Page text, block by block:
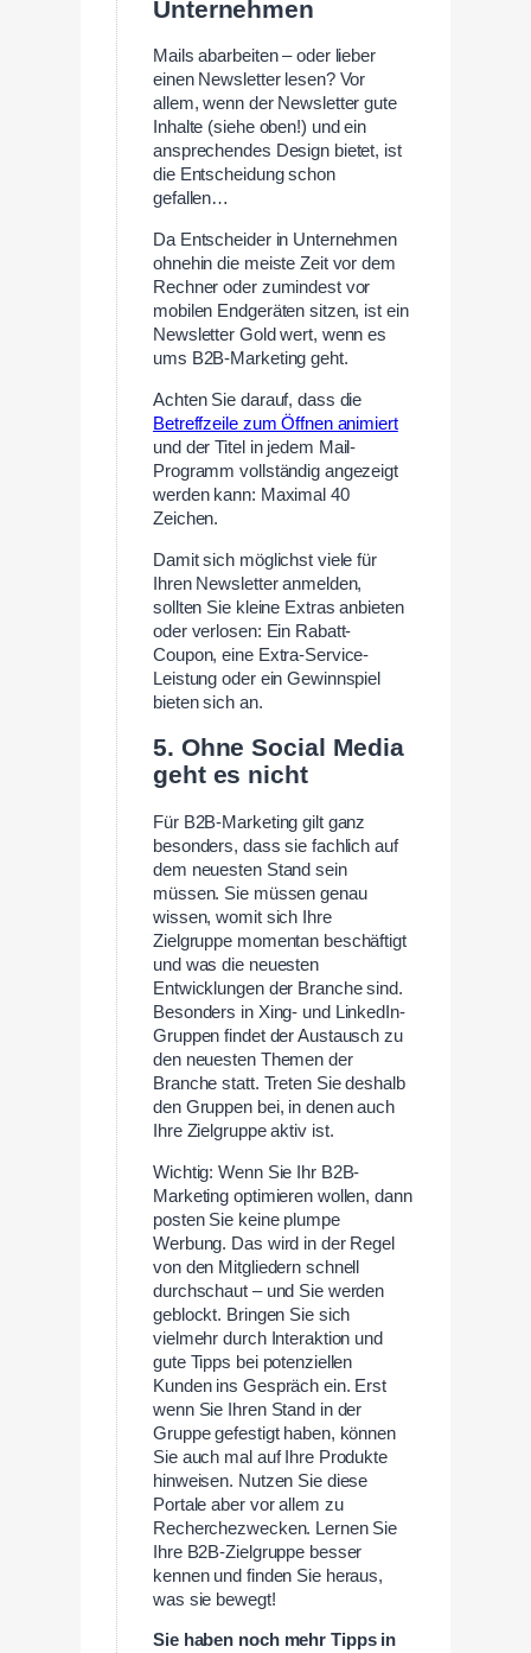
Unternehmen
Mails abarbeiten – oder lieber
einen Newsletter lesen? Vor
allem, wenn der Newsletter gute
Inhalte (siehe oben!) und ein
ansprechendes Design bietet, ist
die Entscheidung schon
gefallen…
Da Entscheider in Unternehmen
ohnehin die meiste Zeit vor dem
Rechner oder zumindest vor
mobilen Endgeräten sitzen, ist ein
Newsletter Gold wert, wenn es
ums B2B-Marketing geht.
Achten Sie darauf, dass die
Betreffzeile zum Öffnen animiert
und der Titel in jedem Mail-
Programm vollständig angezeigt
werden kann: Maximal 40
Zeichen.
Damit sich möglichst viele für
Ihren Newsletter anmelden,
sollten Sie kleine Extras anbieten
oder verlosen: Ein Rabatt-
Coupon, eine Extra-Service-
Leistung oder ein Gewinnspiel
bieten sich an.
5. Ohne Social Media
geht es nicht
Für B2B-Marketing gilt ganz
besonders, dass sie fachlich auf
dem neuesten Stand sein
müssen. Sie müssen genau
wissen, womit sich Ihre
Zielgruppe momentan beschäftigt
und was die neuesten
Entwicklungen der Branche sind.
Besonders in Xing- und LinkedIn-
Gruppen findet der Austausch zu
den neuesten Themen der
Branche statt. Treten Sie deshalb
den Gruppen bei, in denen auch
Ihre Zielgruppe aktiv ist.
Wichtig: Wenn Sie Ihr B2B-
Marketing optimieren wollen, dann
posten Sie keine plumpe
Werbung. Das wird in der Regel
von den Mitgliedern schnell
durchschaut – und Sie werden
geblockt. Bringen Sie sich
vielmehr durch Interaktion und
gute Tipps bei potenziellen
Kunden ins Gespräch ein. Erst
wenn Sie Ihren Stand in der
Gruppe gefestigt haben, können
Sie auch mal auf Ihre Produkte
hinweisen. Nutzen Sie diese
Portale aber vor allem zu
Recherchezwecken. Lernen Sie
Ihre B2B-Zielgruppe besser
kennen und finden Sie heraus,
was sie bewegt!
Sie haben noch mehr Tipps in